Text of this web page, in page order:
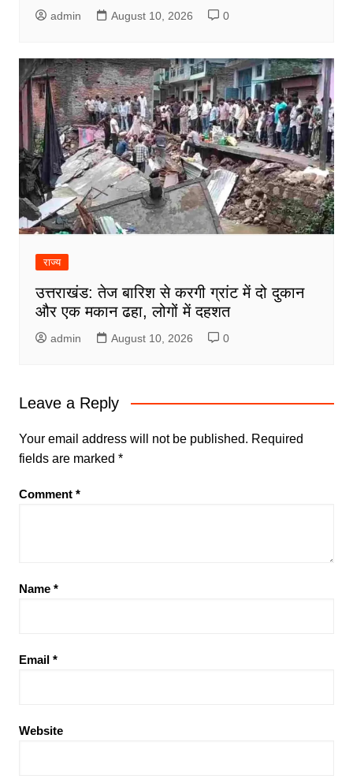
admin August 10, 2026 0
राज्य
उत्तराखंड: तेज बारिश से करगी ग्रांट में दो दुकान
और एक मकान ढहा, लोगों में दहशत
admin August 10, 2026 0
Leave a Reply
Your email address will not be published. Required
fields are marked *
Comment *
Name *
Email *
Website